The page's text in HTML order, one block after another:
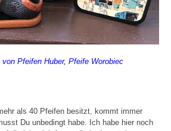
Pfeifen Huber, Pfeife Worobiec
als 40 Pfeifen besitzt, kommt immer
Du unbedingt habe. Ich habe hier noch